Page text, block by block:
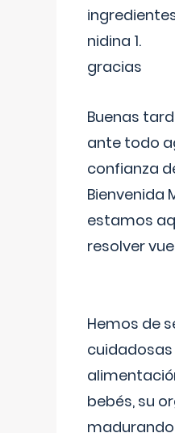
nidina 1.
gracias
Buenas
ante todo
confianza
Bienvenida
estamos
resolver
Hemos de
cuidadosas
bebés, su
madurando